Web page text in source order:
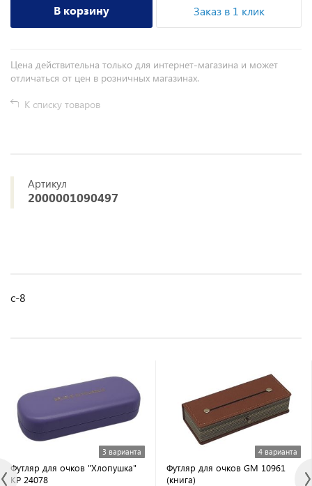
В корзину Заказ в 1 клик
Цена действительна только для интернет-магазина и может
отличаться от цен в розничных магазинах.
К списку товаров
Артикул
2000001090497
с-8
3 варианта
Футляр для очков "Хлопушка"
KP 24078
4 варианта
Футляр для очков GM 10961
(книга)